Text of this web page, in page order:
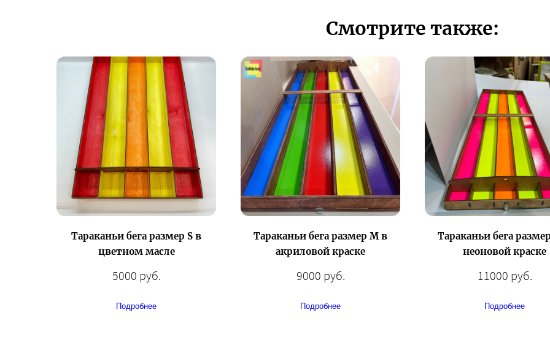
Смотрите также:
Тараканьи бега размер S в
цветном масле
5000 руб.
Подробнее
Тараканьи бега размер М в
акриловой краске
9000 руб.
Подробнее
Тараканьи бега
неоновой краске
11000 руб.
Подробнее